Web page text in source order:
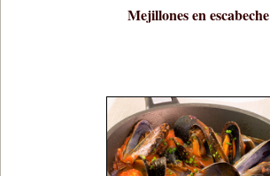
Mejillones en escabeche